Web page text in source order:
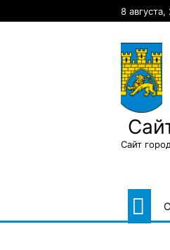
8
Сайт